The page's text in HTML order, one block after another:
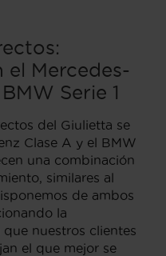
el Mercedes-
Serie 1
del Giulietta se
Clase A y el BMW
una combinación
similares al
de ambos
la
nuestros clientes
el que mejor se